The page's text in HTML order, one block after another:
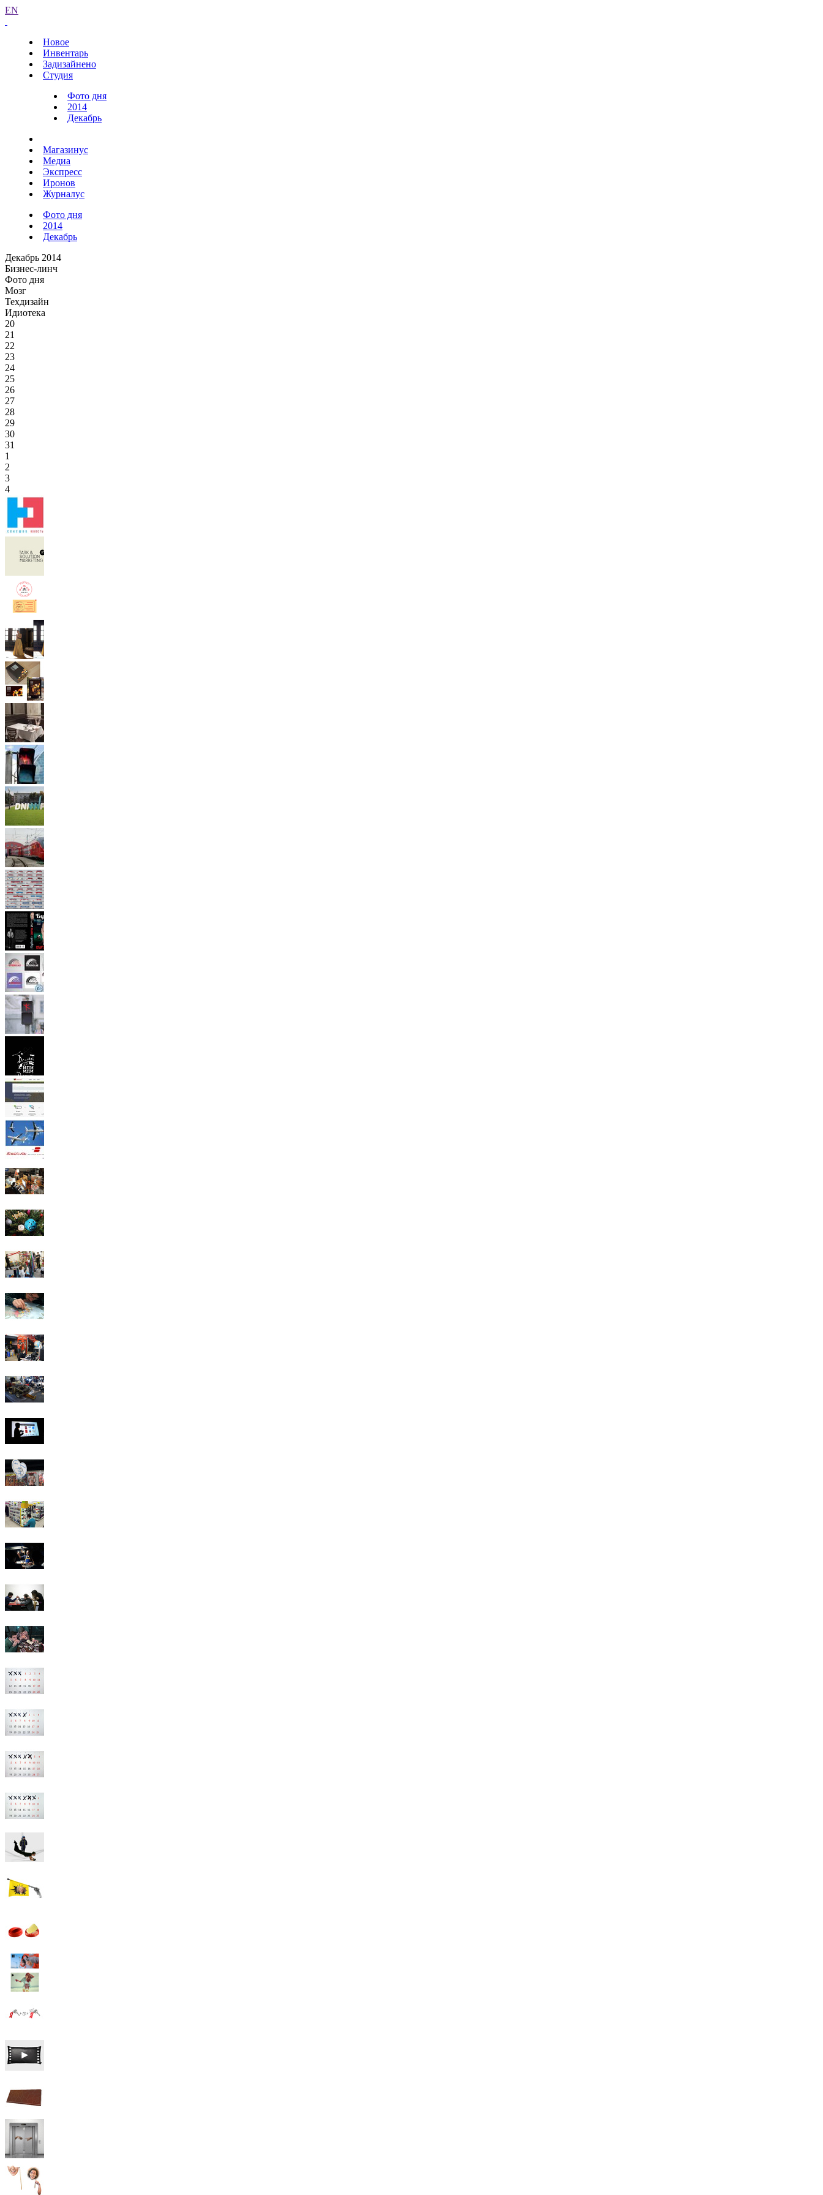
EN
Новое
Инвентарь
Задизайнено
Студия
Фото дня
2014
Декабрь
Магазинус
Медиа
Экспресс
Иронов
Журналус
Фото дня
2014
Декабрь
Декабрь 2014
Бизнес-линч
Фото дня
Мозг
Техдизайн
Идиотека
20
21
22
23
24
25
26
27
28
29
30
31
1
2
3
4